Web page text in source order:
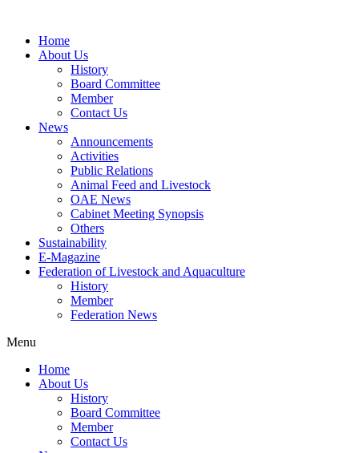
Home
About Us
History
Board Committee
Member
Contact Us
News
Announcements
Activities
Public Relations
Animal Feed and Livestock
OAE News
Cabinet Meeting Synopsis
Others
Sustainability
E-Magazine
Federation of Livestock and Aquaculture
History
Member
Federation News
Menu
Home
About Us
History
Board Committee
Member
Contact Us